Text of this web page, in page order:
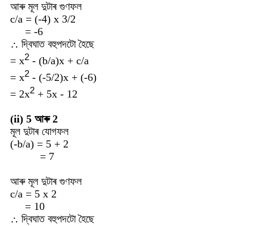
আৰু মূল দুটাৰ গুণফল
c/a = (-4) x 3/2
= -6
∴ দ্বিঘাত বহুপদটো হৈছে
= x2 - (b/a)x + c/a
= x2 - (-5/2)x + (-6)
= 2x2 + 5x - 12
(ii) 5 আৰু 2
মূল দুটাৰ যোগফল
(-b/a) = 5 + 2
= 7
আৰু মূল দুটাৰ গুণফল
c/a = 5 x 2
= 10
∴ দ্বিঘাত বহুপদটো হৈছে